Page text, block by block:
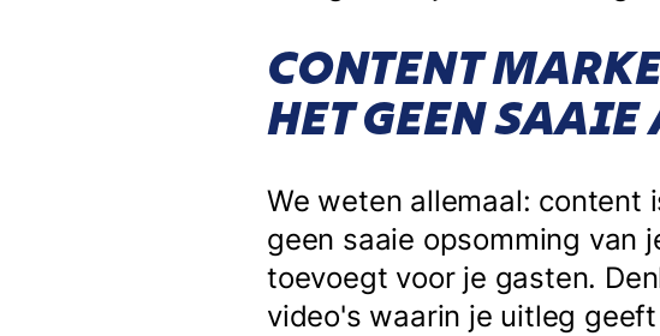
CONTENT
HET GEEN
We weten allemaal: content
geen saaie opsomming van
toevoegt voor je gasten.
video's waarin je uitleg